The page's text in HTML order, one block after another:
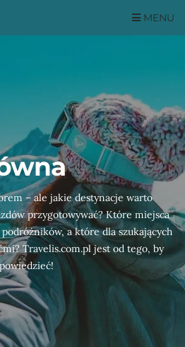
MENU
– ale jakie destynacje warto
przygotowywać? Które miejsca
a które dla szukających
Travelis.com.pl jest od tego, by